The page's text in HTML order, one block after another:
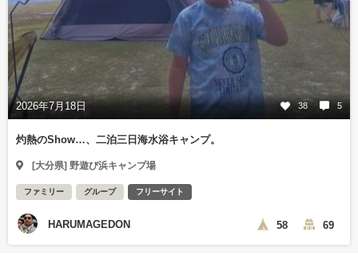
2026年7月18日 38 5
灼熱のShow…、二泊三日海水浴キャンプ。
[大分県] 野遊び浜キャンプ場
ファミリー グループ フリーサイト
HARUMAGEDON 58 69